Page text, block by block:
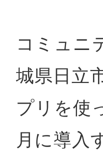
コミュニ
城県日立
プリを使
月に導入